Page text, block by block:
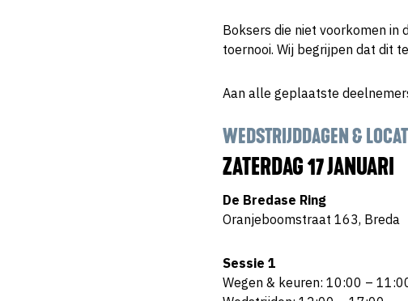
Boksers die niet voorkomen in
toernooi. Wij begrijpen dat dit
Aan alle geplaatste
WEDSTRIJDDAGEN &
ZATERDAG 17 JANUARI
De Bredase Ring
Oranjeboomstraat 163, Breda
Sessie 1
Wegen & keuren: 10:00 –